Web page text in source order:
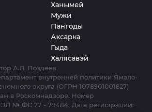
Ханымей
Мужи
Пангоды
Аксарка
Гыда
Халясавэй
А.Л. Поздеев
внутренней политики Ямало-
округа (ОГРН 1078901001827)
в Роскомнадзоре. Номер
ЭЛ № ФС 77 - 79484. Дата регистрации: